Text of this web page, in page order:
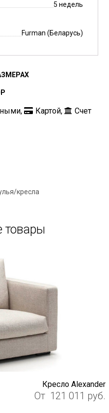
5 недель
Furman (Беларусь)
Картой, Счет
кресла
товары
Кресло Alexander
От 121 011 руб.